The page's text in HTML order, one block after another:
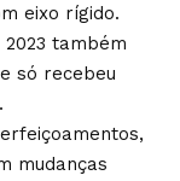
eixo rígido.
também
só recebeu
mudanças